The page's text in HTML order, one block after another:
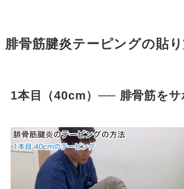
腓骨筋腱炎テーピングの貼り
1本目（40cm）── 腓骨筋をサ